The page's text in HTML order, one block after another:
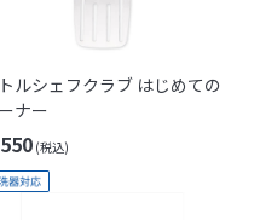
ルシェフクラブ はじめての
ナー